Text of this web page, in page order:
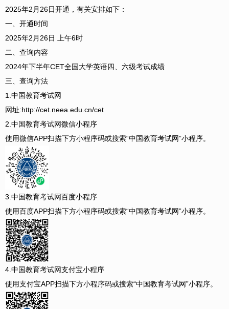
2025年2月26日开通，有关安排如下：
一、开通时间
2025年2月26日 上午6时
二、查询内容
2024年下半年CET全国大学英语四、六级考试成绩
三、查询方法
1.中国教育考试网
网址:http://cet.neea.edu.cn/cet
2.中国教育考试网微信小程序
使用微信APP扫描下方小程序码或搜索“中国教育考试网”小程序。
3.中国教育考试网百度小程序
使用百度APP扫描下方小程序码或搜索“中国教育考试网”小程序。
4.中国教育考试网支付宝小程序
使用支付宝APP扫描下方小程序码或搜索“中国教育考试网”小程序。